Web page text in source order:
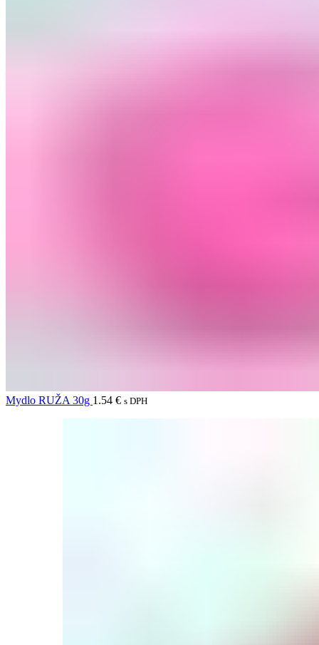
Mydlo RUŽA 30g 1.54 € s DPH